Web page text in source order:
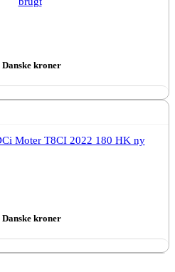
Danske kroner
Moter T8CI 2022 180 HK ny
Danske kroner